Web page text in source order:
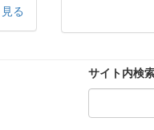
る
サイト内検